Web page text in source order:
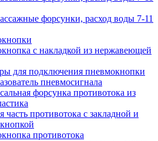
форсунки, расход воды 7-11
с накладкой из нержавеющей
для подключения пневмокнопки
пневмосигнала
форсунка противотока из
часть противотока с закладной и
противотока